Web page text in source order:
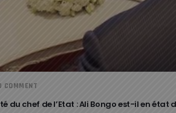
COMMENT
du chef de l’Etat : Ali Bongo est-il en état